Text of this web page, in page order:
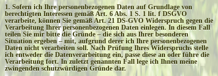
1. Sofern ich Ihre personenbezogenen Daten auf Grundlage von
berechtigten Interessen gemäß Art. 6 Abs. 1 S. 1 lit. f DSGVO
verarbeite, können Sie gemäß Art. 21 DS-GVO Widerspruch gegen die
Verarbeitung Ihrer personenbezogenen Daten einlegen. In diesem Fall
teilen Sie mir bitte die Gründe – die sich aus Ihrer besonderen
Situation ergeben – mit, aufgrund derer ich Ihre personenbezogenen
Daten nicht verarbeiten soll. Nach Prüfung Ihres Widerspruchs stelle
ich entweder die Datenverarbeitung ein, passe diese an oder führe die
Verarbeitung fort. In zuletzt genannten Fall lege ich Ihnen meine
zwingenden schutzwürdigen Gründe dar.